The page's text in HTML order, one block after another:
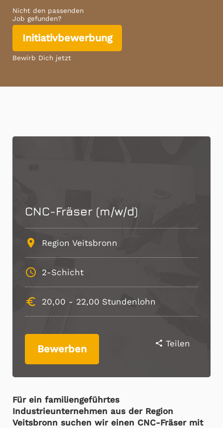
Nicht den passenden
Job gefunden?
Initiativbewerbung
Bewirb Dich jetzt
CNC-Fräser (m/w/d)
place Region Veitsbronn
schedule 2-Schicht
euro_symbol 20,00 - 22,00 Stundenlohn
share Teilen
Bewerben
Für ein familiengeführtes
Industrieunternehmen aus der Region
Veitsbronn suchen wir einen CNC-Fräser mit